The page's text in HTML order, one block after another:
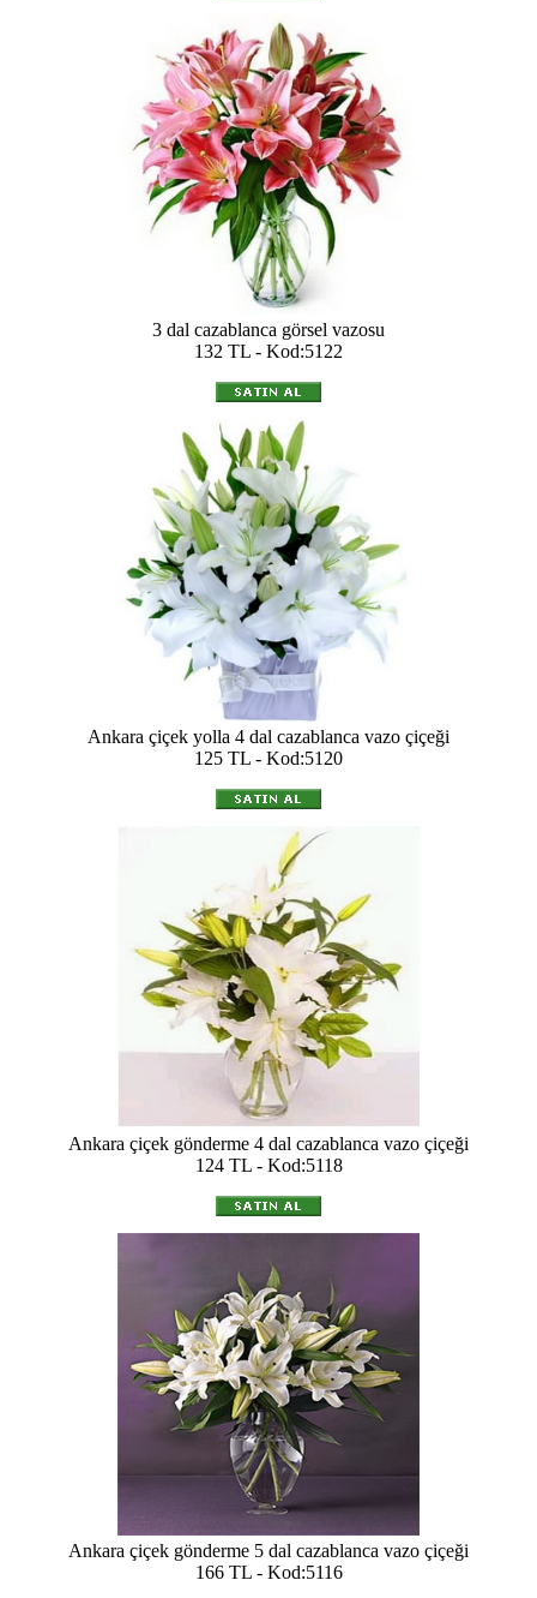
3 dal cazablanca görsel vazosu
132 TL - Kod:5122
Ankara çiçek yolla 4 dal cazablanca vazo çiçeği
125 TL - Kod:5120
Ankara çiçek gönderme 4 dal cazablanca vazo çiçeği
124 TL - Kod:5118
Ankara çiçek gönderme 5 dal cazablanca vazo çiçeği
166 TL - Kod:5116